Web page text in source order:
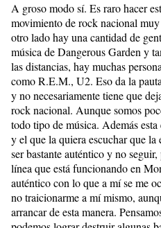
A groso modo sí. Es raro hacer
movimiento de rock nacional
otro lado hay una cantidad de
música de Dangerous Garden y
las distancias, hay muchas
como R.E.M., U2. Eso da la
y no necesariamente tiene que
rock nacional. Aunque somos
todo tipo de música. Además
y el que la quiera escuchar que la
ser bastante auténtico y no
línea que está funcionando en
auténtico con lo que a mí se me
no traicionarme a mí mismo,
arrancar de esta manera.